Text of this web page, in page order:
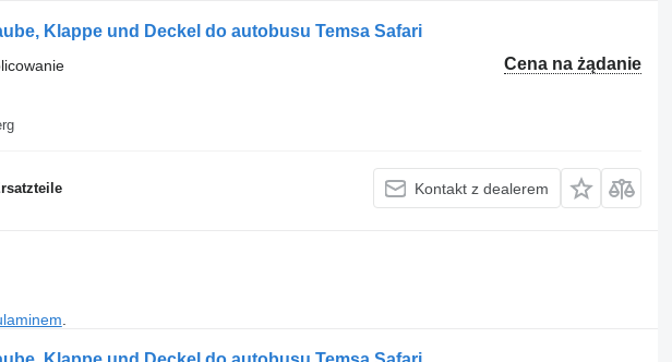
Klappe und Deckel do autobusu Temsa Safari
Cena na żądanie
Kontakt z dealerem